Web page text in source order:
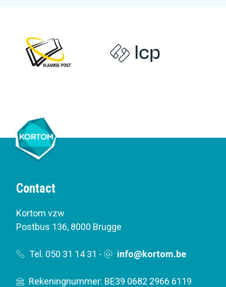
Contact
Kortom vzw
Postbus 136, 8000 Brugge
Tel. 050 31 14 31 - info@kortom.be
Rekeningnummer: BE39 0682 2966 6119